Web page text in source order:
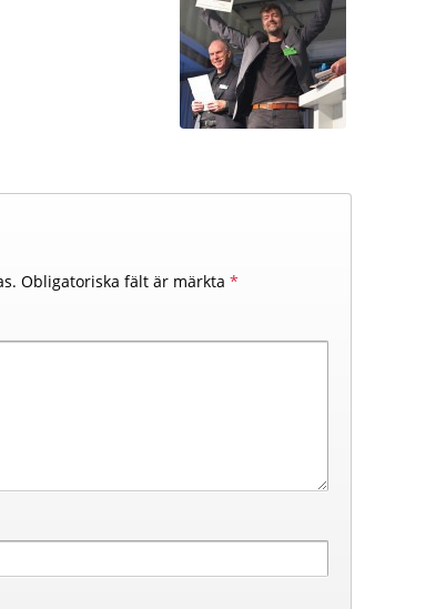
Obligatoriska fält är märkta *